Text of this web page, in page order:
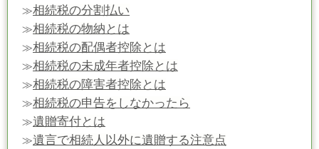
≫相続税の分割払い
≫相続税の物納とは
≫相続税の配偶者控除とは
≫相続税の未成年者控除とは
≫相続税の障害者控除とは
≫相続税の申告をしなかったら
≫遺贈寄付とは
≫遺言で相続人以外に遺贈する注意点